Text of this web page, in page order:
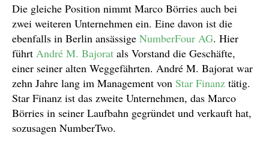
Die gleiche Position nimmt Marco Börries auch bei
zwei weiteren Unternehmen ein. Eine davon ist die
ebenfalls in Berlin ansässige NumberFour AG. Hier
führt André M. Bajorat als Vorstand die Geschäfte,
einer seiner alten Weggefährten. André M. Bajorat war
zehn Jahre lang im Management von Star Finanz tätig.
Star Finanz ist das zweite Unternehmen, das Marco
Börries in seiner Laufbahn gegründet und verkauft hat,
sozusagen NumberTwo.